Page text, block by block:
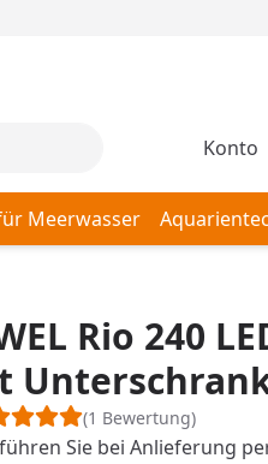
Mein
Konto
Meerwasser
Rio 240
(1 Bewertung)
Sie bei Anlieferung